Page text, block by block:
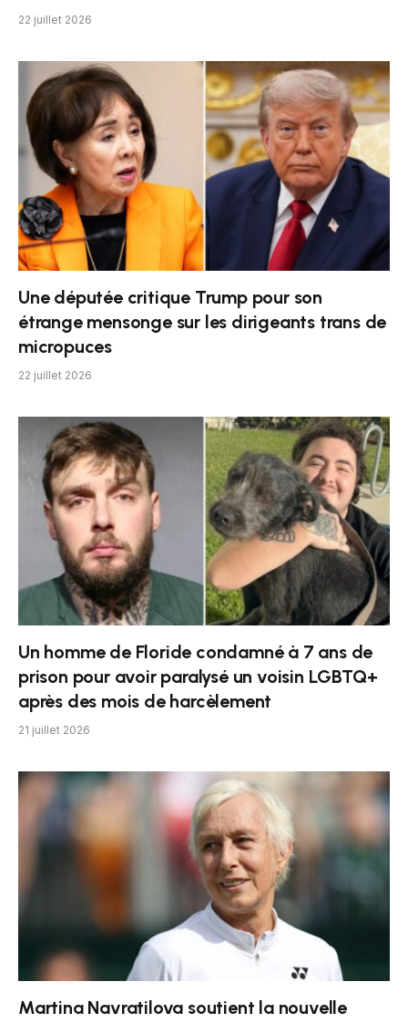
22 juillet 2026
Une députée critique Trump pour son
étrange mensonge sur les dirigeants trans de
micropuces
22 juillet 2026
Un homme de Floride condamné à 7 ans de
prison pour avoir paralysé un voisin LGBTQ+
après des mois de harcèlement
21 juillet 2026
Martina Navratilova soutient la nouvelle